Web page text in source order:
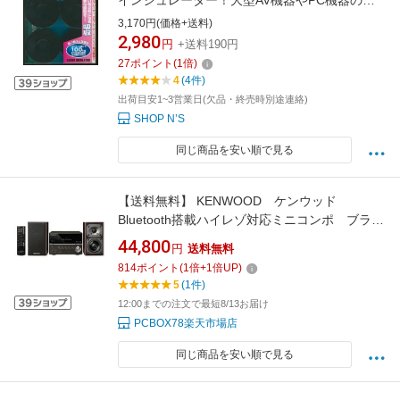
要な振動を吸収！
3,170円(価格+送料)
2,980 円 +送料190円
27ポイント (1倍)
4(4件)
出荷目安1~3営業日(欠品・終売時別途連絡)
SHOP N’S
同じ商品を安い順で見る
【送料無料】 KENWOOD ケンウッド
Bluetooth搭載ハイレゾ対応ミニコンポ ブラッ
ク Compact Hi-Fi System X-K330-B XK-330-
B ---
44,800 円 送料無料
814ポイント (1倍+1倍UP)
5(1件)
12:00までの注文で最短8/13お届け
PCBOX78楽天市場店
同じ商品を安い順で見る